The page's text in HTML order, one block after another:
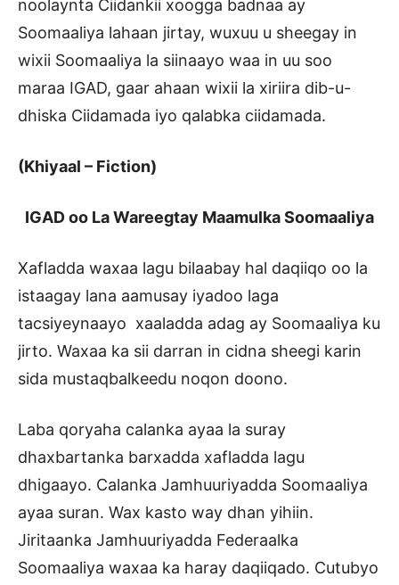
noolaynta Ciidankii xoogga badnaa ay
Soomaaliya lahaan jirtay, wuxuu u sheegay in
wixii Soomaaliya la siinaayo waa in uu soo
maraa IGAD, gaar ahaan wixii la xiriira dib-u-
dhiska Ciidamada iyo qalabka ciidamada.
(Khiyaal – Fiction)
IGAD oo La Wareegtay Maamulka Soomaaliya
Xafladda waxaa lagu bilaabay hal daqiiqo oo la
istaagay lana aamusay iyadoo laga
tacsiyeynaayo xaaladda adag ay Soomaaliya ku
jirto. Waxaa ka sii darran in cidna sheegi karin
sida mustaqbalkeedu noqon doono.
Laba qoryaha calanka ayaa la suray
dhaxbartanka barxadda xafladda lagu
dhigaayo. Calanka Jamhuuriyadda Soomaaliya
ayaa suran. Wax kasto way dhan yihiin.
Jiritaanka Jamhuuriyadda Federaalka
Soomaaliya waxaa ka haray daqiiqado. Cutubyo